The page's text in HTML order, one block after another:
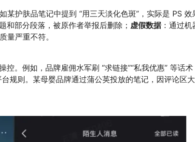
某护肤品笔记中提到 “用三天淡化色斑”，实际是 PS 效
和部分段落，被原作者举报后删除； 虚假数据：通过机
量严重不符。
。例如，品牌雇佣水军刷 “求链接”“私我优惠” 等话
规则。某母婴品牌通过蒲公英投放的笔记，因评论区